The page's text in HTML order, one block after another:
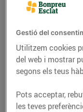
Gestió del
Utilitzem cookies
del web i mostrar
segons els teus
Pots acceptar,
les teves